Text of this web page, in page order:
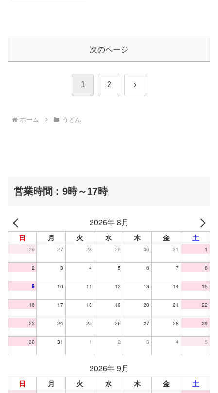
次のページ
1 2 次
ホーム うどん
営業時間：9時～17時
2026年 8月
日 月 火 水 木 金 土
26 27 28 29 30 31 1
2 3 4 5 6 7 8
9 10 11 12 13 14 15
16 17 18 19 20 21 22
23 24 25 26 27 28 29
30 31 1 2 3 4 5
2026年 9月
日 月 火 水 木 金 土